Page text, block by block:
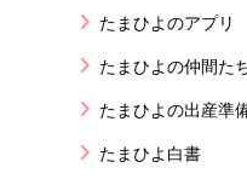
たまひよのアプリ
たまひよの仲間た
たまひよの出産準
たまひよ白書